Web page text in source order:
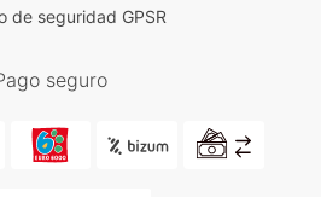
de seguridad GPSR
seguro